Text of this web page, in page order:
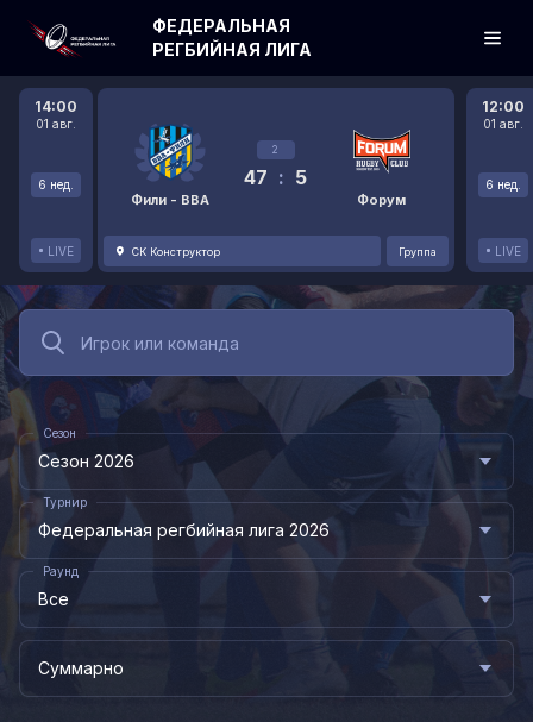
14:00
01 авг.
6 нед.
LIVE
Фили - ВВА
2
47 : 5
Форум
СК Конструктор Группа
12:00
01 авг.
6 нед.
LIVE
ФЕДЕРАЛЬНАЯ
РЕГБИЙНАЯ ЛИГА
Сезон 2026
Сезон
Федеральная регбийная лига 2026
Турнир
Все
Раунд
Суммарно